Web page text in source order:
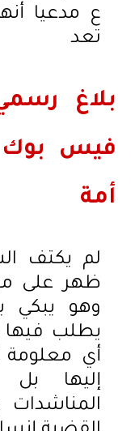
ع مدعيا
تعد
بلاغ
فيس بوك
أمة
لم يكتف
ظهر على
وهو يبكي
يطلب فيها
أي
إليها بل